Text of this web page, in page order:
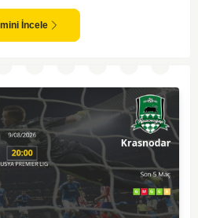
bu maçta ev sahibi ekibin bir adım önde
İncele